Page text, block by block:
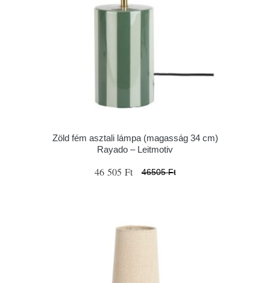
Zöld fém asztali lámpa (magasság 34 cm)
Rayado – Leitmotiv
46 505 Ft 46505 Ft